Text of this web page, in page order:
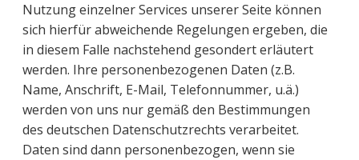
Nutzung einzelner Services unserer Seite können
sich hierfür abweichende Regelungen ergeben, die
in diesem Falle nachstehend gesondert erläutert
werden. Ihre personenbezogenen Daten (z.B.
Name, Anschrift, E-Mail, Telefonnummer, u.ä.)
werden von uns nur gemäß den Bestimmungen
des deutschen Datenschutzrechts verarbeitet.
Daten sind dann personenbezogen, wenn sie